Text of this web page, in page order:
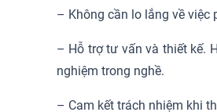
– Không cần lo lắng về
– Hỗ trợ tư vấn và thiết kế.
nghiệm trong nghề.
– Cam kết trách nhiệm khi